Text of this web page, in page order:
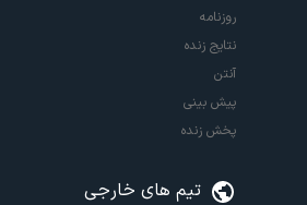
روزنامه
نتایج زنده
آنتن
پیش بینی
پخش زنده
تیم های خارجی